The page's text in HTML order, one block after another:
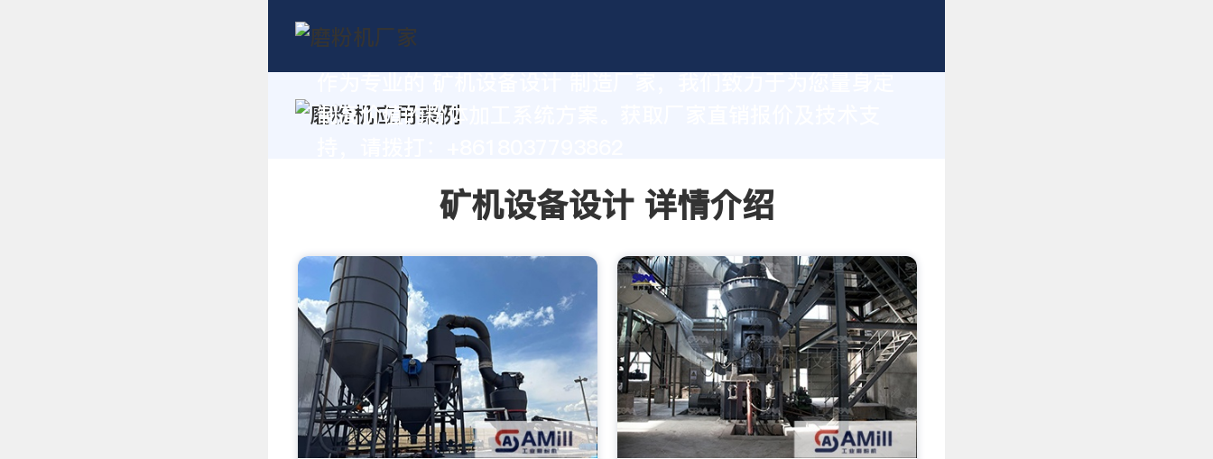
制高价值的粉体加工系统方案。获取厂家直销报价及技术支
矿机设备设计 详情介绍